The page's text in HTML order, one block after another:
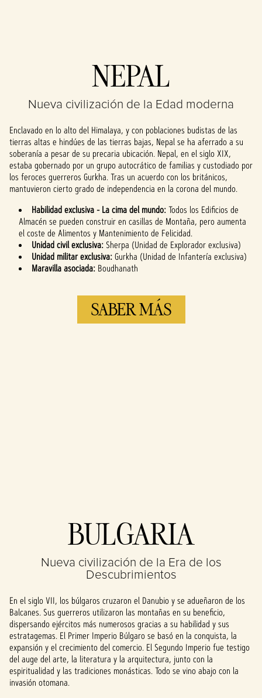
Al hacer clic en
reproducir»,
aceptas la
política de
privacidad de
YouTubey la
transferencia
de datos a los
servidores de
Google.
NEPAL
Nueva civilización de la Edad moderna
Enclavado en lo alto del Himalaya, y con poblaciones budistas de las
tierras altas e hindúes de las tierras bajas, Nepal se ha aferrado a su
soberanía a pesar de su precaria ubicación. Nepal, en el siglo XIX,
estaba gobernado por un grupo autocrático de familias y custodiado por
los feroces guerreros Gurkha. Tras un acuerdo con los británicos,
mantuvieron cierto grado de independencia en la corona del mundo.
Habilidad exclusiva - La cima del mundo:Todos los Edificios de
Almacén se pueden construir en casillas de Montaña, pero aumenta
el coste de Alimentos y Mantenimiento de Felicidad.
Unidad civil exclusiva: Sherpa (Unidad de Explorador exclusiva)
Unidad militar exclusiva:Gurkha (Unidad de Infantería exclusiva)
Maravilla asociada: Boudhanath
SABER MÁS
Accept
& Play
Al hacer clic en
aceptas la
política de
privacidad de
YouTubey la
transferencia
de datos a los
servidores de
Google.
BULGARIA
Nueva civilización de la Era de los
Descubrimientos
En el siglo VII, los búlgaros cruzaron el Danubio y se adueñaron de los
Balcanes. Sus guerreros utilizaron las montañas en su beneficio,
dispersando ejércitos más numerosos gracias a su habilidad y sus
estratagemas. El Primer Imperio Búlgaro se basó en la conquista, la
expansión y el crecimiento del comercio. El Segundo Imperio fue testigo
del auge del arte, la literatura y la arquitectura, junto con la
espiritualidad y las tradiciones monásticas. Todo se vino abajo con la
invasión otomana.